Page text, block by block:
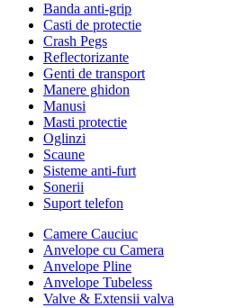
Banda anti-grip
Casti de protectie
Crash Pegs
Reflectorizante
Genti de transport
Manere ghidon
Manusi
Masti protectie
Oglinzi
Scaune
Sisteme anti-furt
Sonerii
Suport telefon
Camere Cauciuc
Anvelope cu Camera
Anvelope Pline
Anvelope Tubeless
Valve & Extensii valva